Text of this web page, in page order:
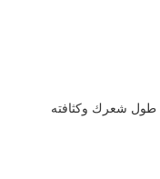
طول شعرك وكثافته